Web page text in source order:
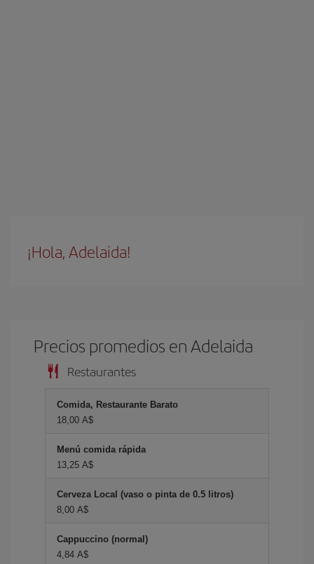
¡Hola, Adelaida!
Precios promedios en Adelaida
Restaurantes
Comida, Restaurante Barato
18,00 A$
Menú comida rápida
13,25 A$
Cerveza Local (vaso o pinta de 0.5 litros)
8,00 A$
Cappuccino (normal)
4,84 A$